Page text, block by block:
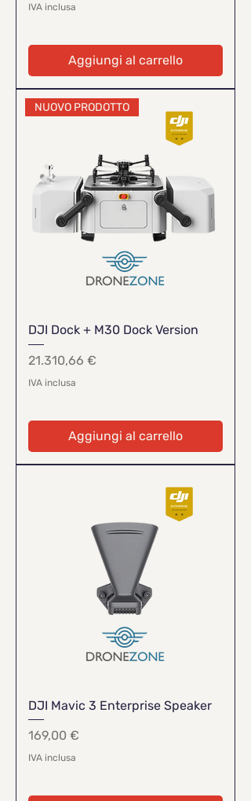
IVA inclusa
Aggiungi al carrello
NUOVO PRODOTTO
DJI Dock + M30 Dock Version
Prezzo
21.310,66 €
IVA inclusa
Aggiungi al carrello
DJI Mavic 3 Enterprise Speaker
Prezzo
169,00 €
IVA inclusa